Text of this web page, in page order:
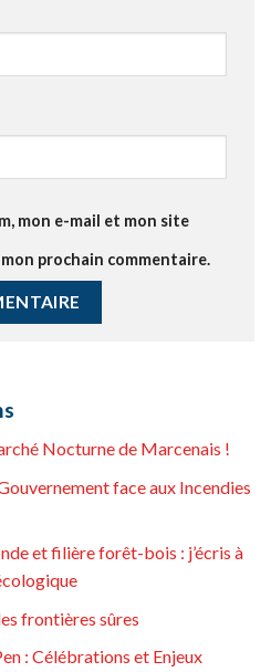
mon e-mail et mon site
prochain commentaire.
Nocturne de Marcenais !
face aux Incendies
et filière forêt-bois : j’écris à
frontières sûres
: Célébrations et Enjeux